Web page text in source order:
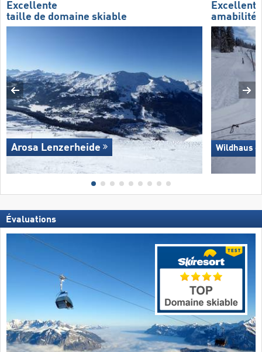
Excellente
taille de domaine skiable
Arosa Lenzerheide
Excellente
amabilité
Wildhaus –
Évaluations